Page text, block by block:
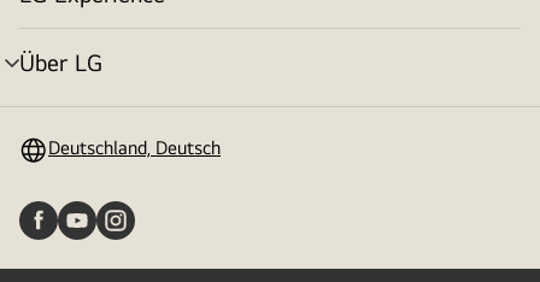
umschalten
Über LG
Menü
Deutschland, Deutsch